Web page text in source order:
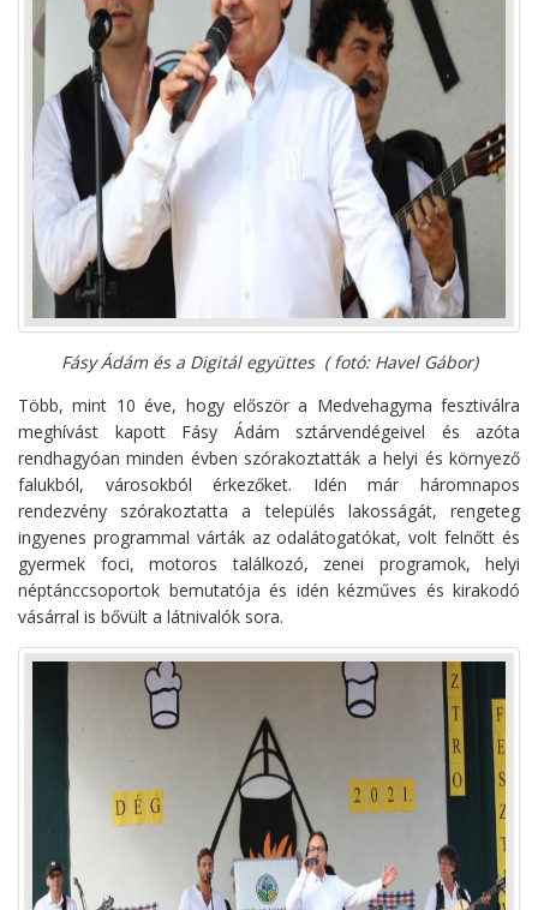
Fásy Ádám és a Digitál együttes ( fotó: Havel Gábor)
Több, mint 10 éve, hogy először a Medvehagyma fesztiválra
meghívást kapott Fásy Ádám sztárvendégeivel és azóta
rendhagyóan minden évben szórakoztatták a helyi és környező
falukból, városokból érkezőket. Idén már háromnapos
rendezvény szórakoztatta a település lakosságát, rengeteg
ingyenes programmal várták az odalátogatókat, volt felnőtt és
gyermek foci, motoros találkozó, zenei programok, helyi
néptánccsoportok bemutatója és idén kézműves és kirakodó
vásárral is bővült a látnivalók sora.